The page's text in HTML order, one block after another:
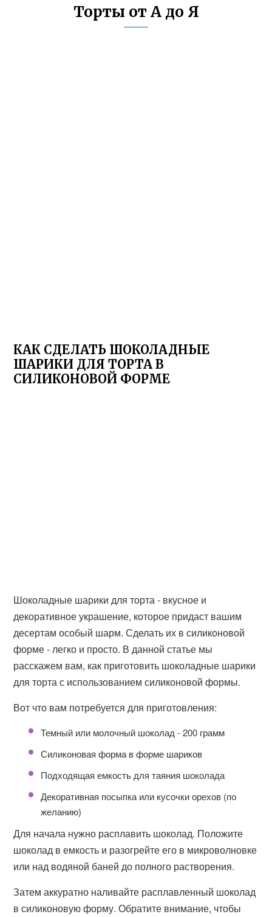
Торты от А до Я
КАК СДЕЛАТЬ ШОКОЛАДНЫЕ
ШАРИКИ ДЛЯ ТОРТА В
СИЛИКОНОВОЙ ФОРМЕ
Шоколадные шарики для торта - вкусное и
декоративное украшение, которое придаст вашим
десертам особый шарм. Сделать их в силиконовой
форме - легко и просто. В данной статье мы
расскажем вам, как приготовить шоколадные шарики
для торта с использованием силиконовой формы.
Вот что вам потребуется для приготовления:
Темный или молочный шоколад - 200 грамм
Силиконовая форма в форме шариков
Подходящая емкость для таяния шоколада
Декоративная посыпка или кусочки орехов (по
желанию)
Для начала нужно расплавить шоколад. Положите
шоколад в емкость и разогрейте его в микроволновке
или над водяной баней до полного растворения.
Затем аккуратно наливайте расплавленный шоколад
в силиконовую форму. Обратите внимание, чтобы